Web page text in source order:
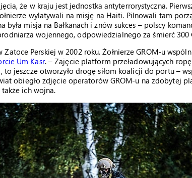
że w kraju jest jednostka antyterrorystyczna.
wylatywali na misję na Haiti. Pilnowali tam
była misja na Bałkanach i znów sukces – polscy
wojennego, odpowiedzialnego za śmierć 300
Perskiej w 2002 roku. Żołnierze GROM-u
Um Kasr. – Zajęcie platform przeładowujących
to jeszcze otworzyło drogę siłom koalicji do portu –
obiegło zdjęcie operatorów GROM-u na zdobytej
ich wojna.